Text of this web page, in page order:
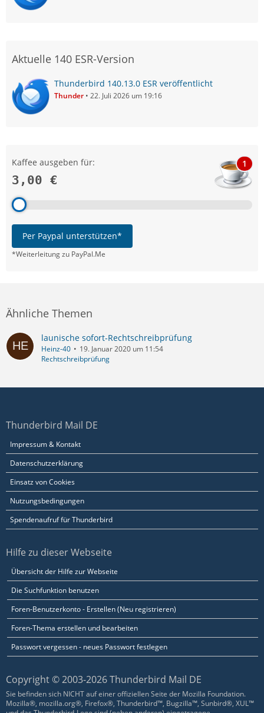
Aktuelle 140 ESR-Version
Thunderbird 140.13.0 ESR veröffentlicht
Thunder 22. Juli 2026 um 19:16
Kaffee ausgeben für:
3,00 €
1
Per Paypal unterstützen*
*Weiterleitung zu PayPal.Me
Ähnliche Themen
launische sofort-Rechtschreibprüfung
Heinz-40
19. Januar 2020 um 11:54
Rechtschreibprüfung
Thunderbird Mail DE
Impressum & Kontakt
Datenschutzerklärung
Einsatz von Cookies
Nutzungsbedingungen
Spendenaufruf für Thunderbird
Hilfe zu dieser Webseite
Übersicht der Hilfe zur Webseite
Die Suchfunktion benutzen
Foren-Benutzerkonto - Erstellen (Neu registrieren)
Foren-Thema erstellen und bearbeiten
Passwort vergessen - neues Passwort festlegen
Copyright © 2003-2026 Thunderbird Mail DE
Sie befinden sich NICHT auf einer offiziellen Seite der Mozilla Foundation.
Mozilla®, mozilla.org®, Firefox®, Thunderbird™, Bugzilla™, Sunbird®, XUL™